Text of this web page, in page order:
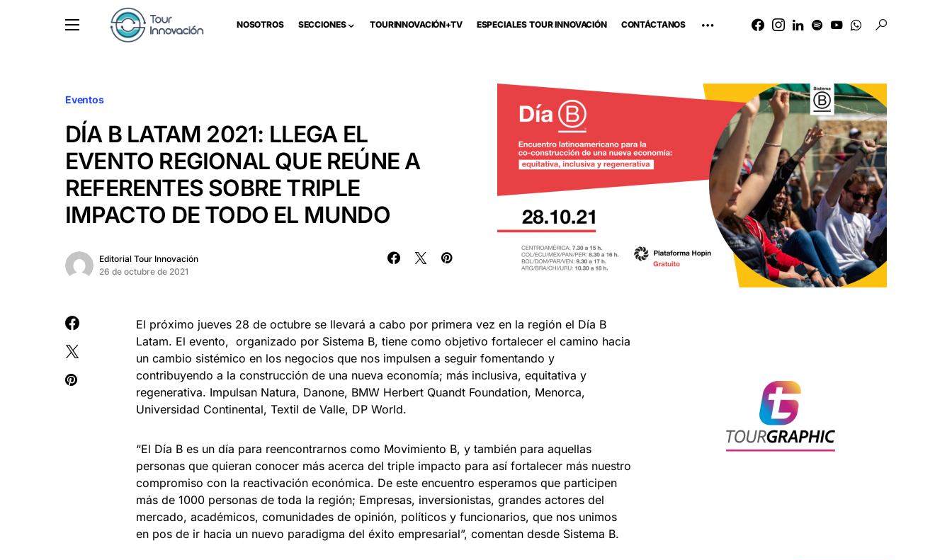
NOSOTROS SECCIONES TOURINNOVACIÓN+TV ESPECIALES TOUR INNOVACIÓN CONTÁCTANOS
Eventos
DÍA B LATAM 2021: LLEGA EL
EVENTO REGIONAL QUE REÚNE A
REFERENTES SOBRE TRIPLE
IMPACTO DE TODO EL MUNDO
Editorial Tour Innovación
26 de octubre de 2021
El próximo jueves 28 de octubre se llevará a cabo por primera vez en la región el Día B
Latam. El evento, organizado por Sistema B, tiene como objetivo fortalecer el camino hacia
un cambio sistémico en los negocios que nos impulsen a seguir fomentando y
contribuyendo a la construcción de una nueva economía; más inclusiva, equitativa y
regenerativa. Impulsan Natura, Danone, BMW Herbert Quandt Foundation, Menorca,
Universidad Continental, Textil de Valle, DP World.
“El Día B es un día para reencontrarnos como Movimiento B, y también para aquellas
personas que quieran conocer más acerca del triple impacto para así fortalecer más nuestro
compromiso con la reactivación económica. De este encuentro esperamos que participen
más de 1000 personas de toda la región; Empresas, inversionistas, grandes actores del
mercado, académicos, comunidades de opinión, políticos y funcionarios, que nos unimos
en pos de ir hacia un nuevo paradigma del éxito empresarial”, comentan desde Sistema B.